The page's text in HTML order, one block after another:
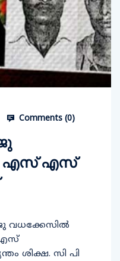
Comments (0)
എസ് എസ്
വധക്കേസില്‍
എസ്
ശിക്ഷ. സി പി